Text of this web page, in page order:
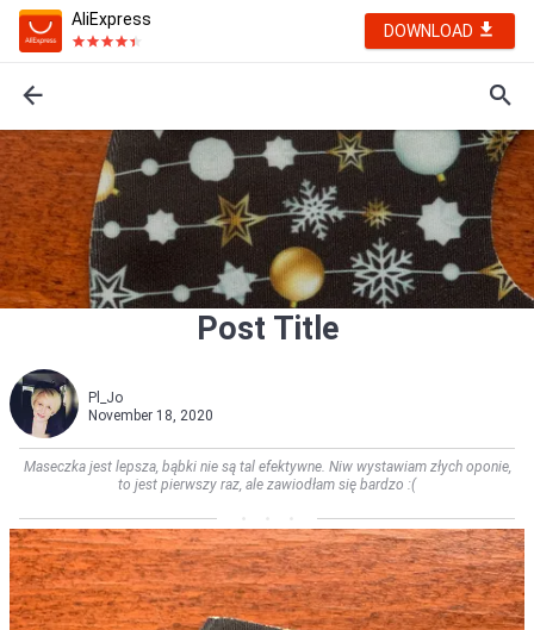
AliExpress
DOWNLOAD
Post Title
Pl_Jo
November 18, 2020
Maseczka jest lepsza, bąbki nie są tal efektywne. Niw wystawiam złych oponie,
to jest pierwszy raz, ale zawiodłam się bardzo :(